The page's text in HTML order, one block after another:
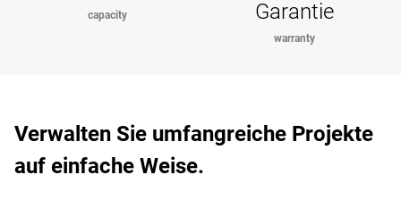
capacity
Garantie
warranty
Verwalten Sie umfangreiche Projekte
auf einfache Weise.